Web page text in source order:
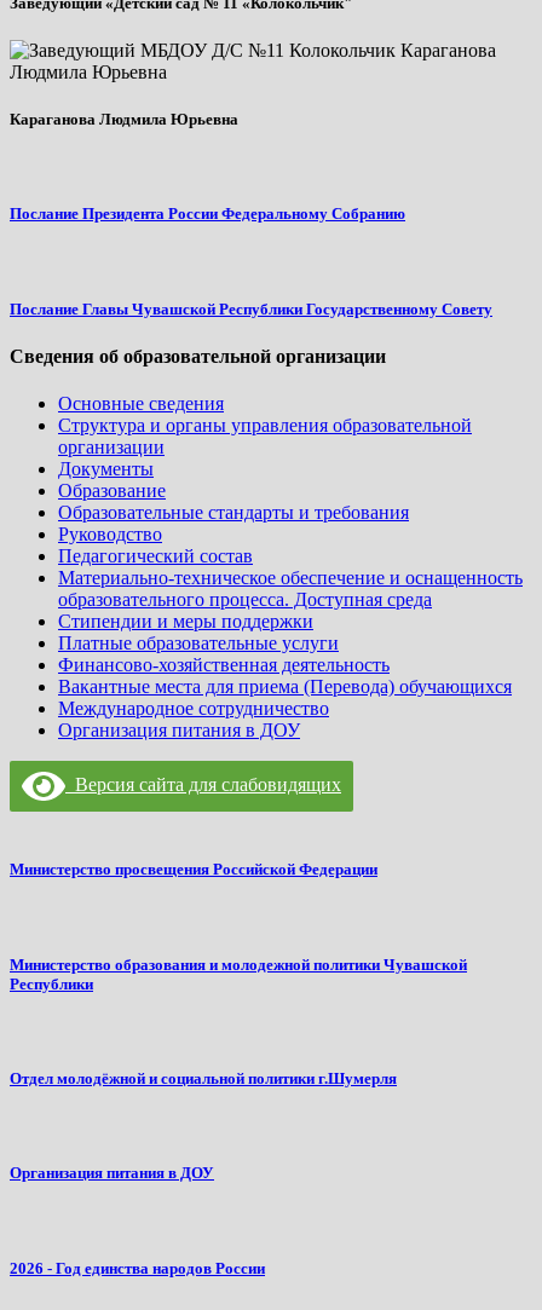
Караганова Людмила Юрьевна
Послание Президента России Федеральному Собранию
Послание Главы Чувашской Республики Государственному Совету
Сведения об образовательной организации
Основные сведения
Структура и органы управления образовательной
организации
Документы
Образование
Образовательные стандарты и требования
Руководство
Педагогический состав
Материально-техническое обеспечение и оснащенность
образовательного процесса. Доступная среда
Стипендии и меры поддержки
Платные образовательные услуги
Финансово-хозяйственная деятельность
Вакантные места для приема (Перевода) обучающихся
Международное сотрудничество
Организация питания в ДОУ
Версия сайта для слабовидящих
Министерство просвещения Российской Федерации
Министерство образования и молодежной политики Чувашской
Республики
Отдел молодёжной и социальной политики г.Шумерля
Организация питания в ДОУ
2026 - Год единства народов России